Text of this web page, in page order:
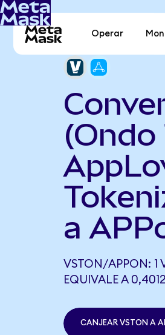
Operar
(Ondo
a
VSTON/APPON: 1
EQUIVALE A
CANJEAR VSTON A